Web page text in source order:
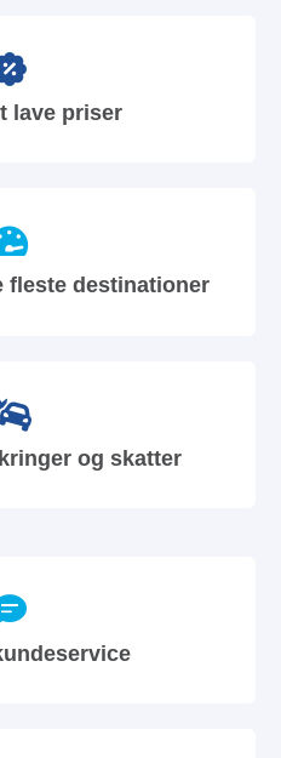
lave priser
fleste destinationer
og skatter